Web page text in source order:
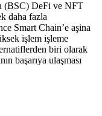
(BSC) DeFi ve NFT
daha fazla
Smart Chain’e aşina
işlem işleme
biri olarak
başarıya ulaşması